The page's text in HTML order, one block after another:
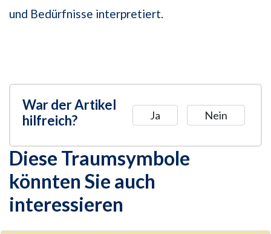
und Bedürfnisse interpretiert.
War der Artikel
hilfreich?
Ja Nein
Diese Traumsymbole
könnten Sie auch
interessieren